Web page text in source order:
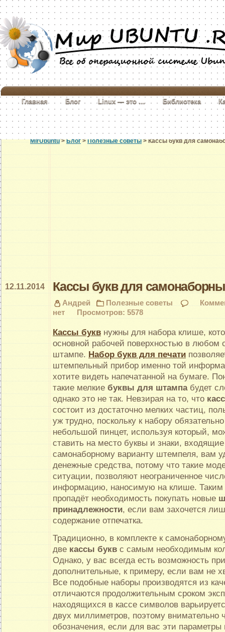
Главная Блог Linux — это … Библиотека
MirUbuntu>Блог>Полезные советы> Кассы букв для
Кассы букв для
12.11.2014
Андрей
Полезные советы
нет
Просмотров: 5578
Кассы букв нужны для набора клише,
основной рабочей поверхностью в любом
штампе. Набор букв для печати
штемпельный прибор именно той
хотите видеть напечатанной на бумаге.
такие мелкие буквы для штампабудет
однако это не так. Невзирая на то, что
состоит из достаточно мелких частиц,
уж трудно, поскольку к набору
небольшой пинцет, используя который,
ставить на место буквы и знаки,
самонаборному варианту штемпеля, вам
денежные средства, потому что такие
ситуации, позволяют неограниченное
информацию, наносимую на клише. Таким
пропадёт необходимость покупать новые
принадлежности, если вам захочется
содержание отпечатка.
Традиционно, в комплекте к
две кассы букв с самым необходимым
Однако, у вас всегда есть возможность
дополнительные, к примеру, если вам не
Все подобные наборы производятся из
отличаются продолжительным сроком
находящихся в кассе символов
двух миллиметров, поэтому внимательно
обозначения, если для вас эти